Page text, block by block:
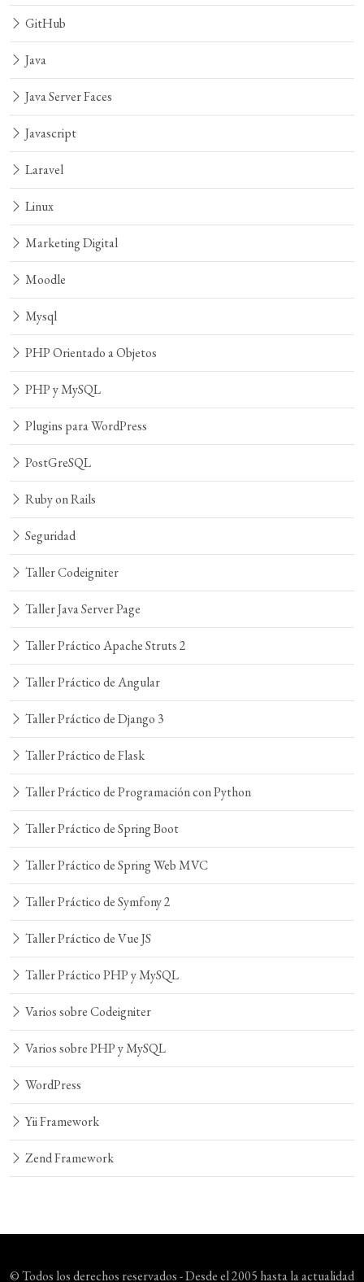
GitHub
Java
Java Server Faces
Javascript
Laravel
Linux
Marketing Digital
Moodle
Mysql
PHP Orientado a Objetos
PHP y MySQL
Plugins para WordPress
PostGreSQL
Ruby on Rails
Seguridad
Taller Codeigniter
Taller Java Server Page
Taller Práctico Apache Struts 2
Taller Práctico de Angular
Taller Práctico de Django 3
Taller Práctico de Flask
Taller Práctico de Programación con Python
Taller Práctico de Spring Boot
Taller Práctico de Spring Web MVC
Taller Práctico de Symfony 2
Taller Práctico de Vue JS
Taller Práctico PHP y MySQL
Varios sobre Codeigniter
Varios sobre PHP y MySQL
WordPress
Yii Framework
Zend Framework
© Todos los derechos reservados - Desde el 2005 hasta la actualidad